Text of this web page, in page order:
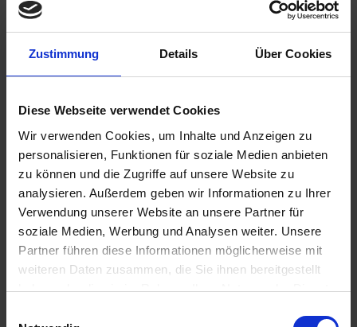
Zustimmung Details Über Cookies
Diese Webseite verwendet Cookies
Wir verwenden Cookies, um Inhalte und Anzeigen zu
personalisieren, Funktionen für soziale Medien anbieten
zu können und die Zugriffe auf unsere Website zu
analysieren. Außerdem geben wir Informationen zu Ihrer
Verwendung unserer Website an unsere Partner für
soziale Medien, Werbung und Analysen weiter. Unsere
Partner führen diese Informationen möglicherweise mit
weiteren Daten zusammen, die Sie ihnen bereitgestellt
haben oder die sie im Rahmen Ihrer Nutzung der Dienste
Benachrichtigen Sie mich, sobald der Artikel
lieferbar ist.
Ich habe dieDatenschutzbestimmungenzur Kenntnis
genommen.
269,00 €
inkl. ges. USt.,zzgl. Versandkosten
Merken Bewerten